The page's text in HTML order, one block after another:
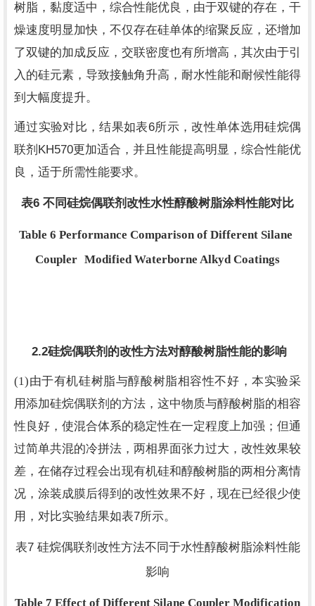
树脂，黏度适中，综合性能优良，由于双键的存在，干
燥速度明显加快，不仅存在硅单体的缩聚反应，还增加
了双键的加成反应，交联密度也有所增高，其次由于引
入的硅元素，导致接触角升高，耐水性能和耐候性能得
到大幅度提升。
通过实验对比，结果如表6所示，改性单体选用硅烷偶
联剂 KH570更加适合，并且性能提高明显，综合性能优
良，适于所需性能要求。
表6 不同硅烷偶联剂改性水性醇酸树脂涂料性能对比
Table 6 Performance Comparison of Different Silane
Coupler Modified Waterborne Alkyd Coatings
2.2硅烷偶联剂的改性方法对醇酸树脂性能的影响
(1)由于有机硅树脂与醇酸树脂相容性不好，本实验采
用添加硅烷偶联剂的方法，这中物质与醇酸树脂的相容
性良好，使混合体系的稳定性在一定程度上加强；但通
过简单共混的冷拼法，两相界面张力过大，改性效果较
差，在储存过程会出现有机硅和醇酸树脂的两相分离情
况，涂装成膜后得到的改性效果不好，现在已经很少使
用，对比实验结果如表7所示。
表7 硅烷偶联剂改性方法不同于水性醇酸树脂涂料性能
影响
Table 7 Effect of Different Silane Coupler Modification